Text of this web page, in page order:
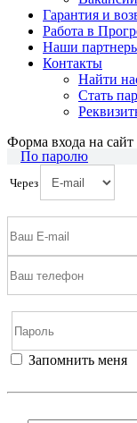
Гарантия и
Работа в
Наши
Контакты
Найти
Cтать
Форма входа на сайт
По паролю
Через
Запомнить меня